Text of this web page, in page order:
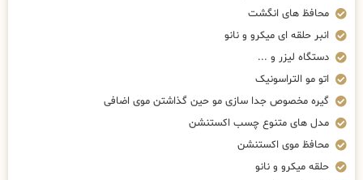
محافظ های انگشت
انبر حلقه ای میکرو و نانو
دستگاه لیزر و ...
اتو مو التراسونیک
گیره مخصوص جدا سازی مو حین گذاشتن موی اضافی
مدل های متنوع چسب اکستنشن
محافظ موی اکستنشن
حلقه میکرو و نانو